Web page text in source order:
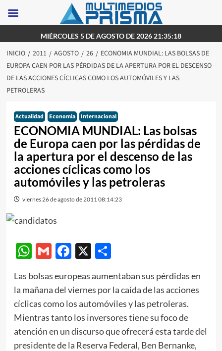
al
contenido
MIÉRCOLES 5 DE AGOSTO DE 2026 21:35:18
INICIO 2011 AGOSTO 26
ECONOMIA MUNDIAL: LAS BOLSAS DE
EUROPA CAEN POR LAS PÉRDIDAS DE LA APERTURA POR EL DESCENSO
DE LAS ACCIONES CÍCLICAS COMO LOS AUTOMÓVILES Y LAS
PETROLERAS
Actualidad Economia Internacional
ECONOMIA MUNDIAL: Las bolsas
de Europa caen por las pérdidas de
la apertura por el descenso de las
acciones cíclicas como los
automóviles y las petroleras
viernes 26 de agosto de 2011 08:14:23
WhatsApp
GmailFacebook
X Compartir
Las bolsas europeas aumentaban sus pérdidas en
la mañana del viernes por la caída de las acciones
cíclicas como los automóviles y las petroleras.
Mientras tanto los inversores tiene su foco de
atención en un discurso que ofrecerá esta tarde del
presidente de la Reserva Federal, Ben Bernanke,